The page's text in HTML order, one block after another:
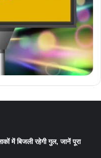
बिजली रहेगी गुल, जानें पूरा